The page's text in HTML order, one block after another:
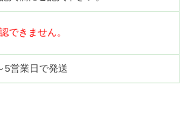
できません。
5営業日で発送